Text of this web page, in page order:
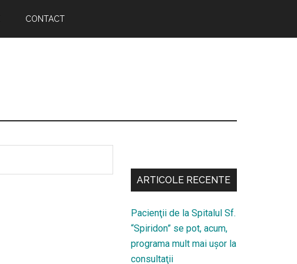
CONTACT
secundara
ARTICOLE RECENTE
Pacienţii de la Spitalul Sf.
“Spiridon” se pot, acum,
programa mult mai uşor la
consultaţii